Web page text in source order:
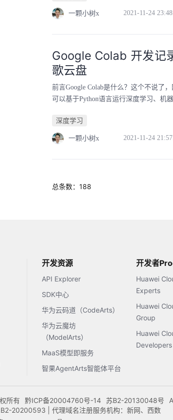
一颗小树x 2021-11-24
Google Colab 开发记
歌云盘
前言Google Colab是什么？这个不说了
可以基于Python语言运行深度学习、机
深度学习
一颗小树x 2021-11-24
总条数：188
开发资源
API Explorer
SDK中心
华为云码道（CodeArts）
华为云魔坊
（ModelArts）
MaaS模型即服务
智果AgentArts智能体平台
开发者
Huawei
Experts
Huawei
Group
Huawei
Developers
所有 黔ICP备20004760号-14 苏B2-20130048号
20200593 | 代理域名注册服务机构：新网、西数